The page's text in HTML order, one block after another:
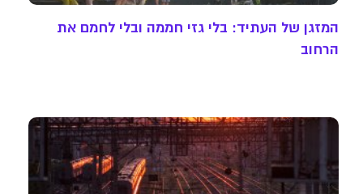
המזגן של העתיד: בלי גזי חממה ובלי לחמם את
הרחוב